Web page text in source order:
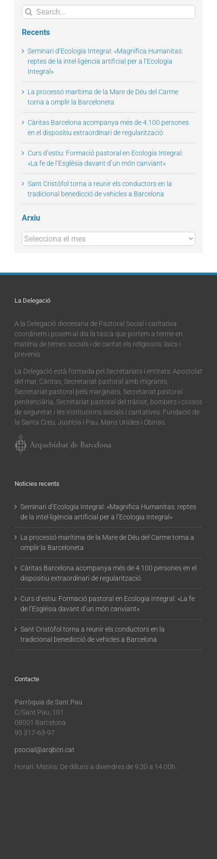
Search
for:
Recents
Seminari d’Ecologia Integral: «Magnifica Humanitas:
reptes de la intel·ligència artificial per a l’Ecologia
Integral»
La processó marítima de la Mare de Déu del Carme
torna a omplir la Barceloneta
Càritas Barcelona acompanya més de 4.100 persones
en el dispositiu extraordinari de regularització
Curs d’estiu: Formació pastoral en Ecologia Integral:
«La fe de l’Església davant d’un món canviant»
Sant Cristòfol torna a reunir els conductors en la
tradicional benedicció de vehicles a Barcelona
Arxiu
Arxius
La Delegació
A la Delegació diocesana de Pastoral Social i caritativa
coordinem i posem al dia la tasca que portem a terme en
matèria de temes socials i de caritat els religiosos, laics i
preveres.
La Delegació està formada pel Secretariats i entitats: Apostolat
del mar, Càritas, Secretariat pastoral amb migrants,
Secretariat pastoral pels marginats, Secretariat pastoral
penitenciària, Secretariat pastoral del trànsit, bombers i cossos
de seguretat i les Institucions socials i caritatives: Fundació de
la Santa Creu, Justícia i Pau, Mans Unides i Obinso.
Noticies recents
Seminari d’Ecologia Integral: «Magnifica Humanitas: reptes
de la intel·ligència artificial per a l’Ecologia Integral»
La processó marítima de la Mare de Déu del Carme torna a
omplir la Barceloneta
Càritas Barcelona acompanya més de 4.100 persones en el
dispositiu extraordinari de regularització
Curs d’estiu: Formació pastoral en Ecologia Integral: «La fe
de l’Església davant d’un món canviant»
Sant Cristòfol torna a reunir els conductors en la
tradicional benedicció de vehicles a Barcelona
Contacte
Parròquia de Sant Pau
C/Sant Pau, 101
08001 Barcelona
93 317-63-97
psocial@arqbcn.cat
Horari: Matins: De dilluns a divendres de 9.30 a 14.00h.